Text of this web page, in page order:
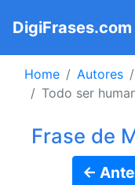
DigiFrases.com
Home Autores
Todo ser
Frase de
←